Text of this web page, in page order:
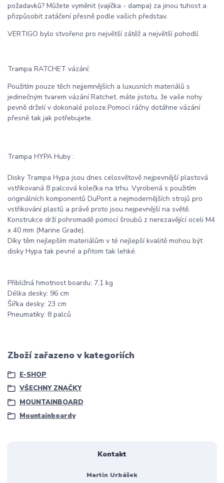
požadavků? Můžete vyměnit (vajíčka - dampa) za jinou tuhost a
přizpůsobit zatáčení přesně podle vašich představ.
VERTIGO bylo stvořeno pro největší zátěž a největší pohodlí.
Trampa RATCHET vázání:
Použitím pouze těch nejjemnějších a luxusních materiálů s
jedinečným tvarem vázání Ratchet, máte jistotu, že vaše nohy
pevně drželí v dokonalé poloze.Pomocí ráčny dotáhne vázání
přesně tak jak potřebujete.
Trampa HYPA Huby :
Disky Trampa Hypa jsou dnes celosvětově nejpevnější plastová
vstřikovaná 8 palcová kolečka na trhu. Vyrobená s použitím
originálních komponentů DuPont a nejmodernějších strojů pro
vstřikování plastů a právě proto jsou nejpevnější na světě.
Konstrukce drží pohromadě pomocí šroubů z nerezavějící oceli M4
x 40 mm (Marine Grade).
Díky těm nejlepším materiálům v té nejlepší kvalitě mohou být
disky Hypa tak pevné a přitom tak lehké.
Přibližná hmotnost boardu: 7,1 kg
Délka desky: 96 cm
Šířka desky: 23 cm
Pneumatiky: 8 palců
Zboží zařazeno v kategoriích
E-SHOP
VŠECHNY ZNAČKY
MOUNTAINBOARD
Mountainboardy
Kontakt
Martin Urbášek